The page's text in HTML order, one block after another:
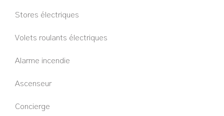
Stores électriques
Volets roulants électriques
Alarme incendie
Ascenseur
Concierge